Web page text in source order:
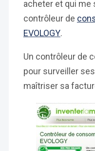
acheter et qui
contrôleur de
EVOLOGY.
Un contrôleur de
pour surveiller
maîtriser sa